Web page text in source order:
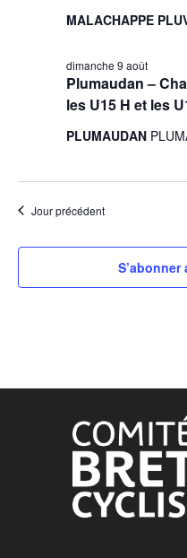
MALACHAPPE
Plumaudan –
les U15 H et les
dimanche 9 août
PLUMAUDAN
Jour précédent